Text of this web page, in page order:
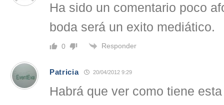
Ha sido un comentario poco
boda será un exito mediático.
0 Responder
Patricia 20/04/2012 9:29
Habrá que ver como tiene